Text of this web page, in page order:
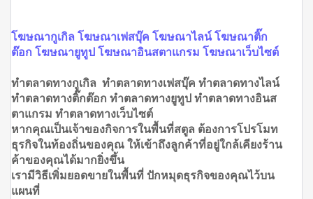
โฆษณากูเกิล โฆษณาเฟสบุ๊ค โฆษณาไลน์ โฆษณาติ๊ก
ต๊อก โฆษณายูทูป โฆษณาอินสตาแกรม โฆษณาเว็บไซต์
ทำตลาดทางกูเกิล ทำตลาดทางเฟสบุ๊ค ทำตลาดทางไลน์
ทำตลาดทางติ๊กต๊อก ทำตลาดทางยูทูป ทำตลาดทางอินส
ตาแกรม ทำตลาดทางเว็บไซต์
หากคุณเป็นเจ้าของกิจการในพื้นที่สตูล ต้องการโปรโมท
ธุรกิจในท้องถิ่นของคุณ ให้เข้าถึงลูกค้าที่อยู่ใกล้เคียงร้าน
ค้าของคุณได้มากยิ่งขึ้น
เรามีวิธีเพิ่มยอดขายในพื้นที่ ปักหมุดธุรกิจของคุณไว้บน
แผนที่